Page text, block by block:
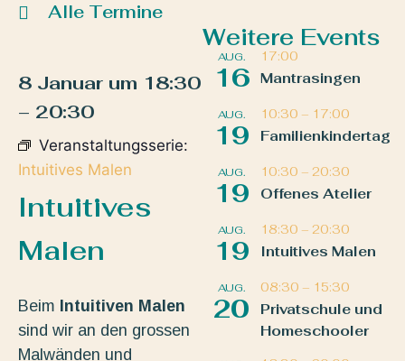
Alle Termine
8 Januar um 18:30
– 20:30
Veranstaltungsserie:
Intuitives Malen
Intuitives
Malen
Beim Intuitiven Malen
sind wir an den grossen
Malwänden und
Weitere Events
AUG.
16
17:00
Mantrasingen
AUG.
19
10:30 – 17:00
Familienkindertag
AUG.
19
10:30 – 20:30
Offenes Atelier
AUG.
19
18:30 – 20:30
Intuitives Malen
AUG.
20
08:30 – 15:30
Privatschule und
Homeschooler